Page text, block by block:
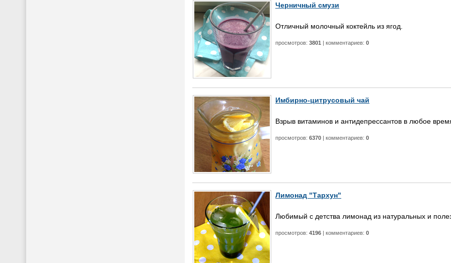
Черничный смузи
Отличный молочный коктейль из ягод.
просмотров: 3801 | комментариев: 0
Имбирно-цитрусовый чай
Взрыв витаминов и антидепрессантов в любое
просмотров: 6370 | комментариев: 0
Лимонад "Тархун"
Любимый с детства лимонад из натуральных и
просмотров: 4196 | комментариев: 0